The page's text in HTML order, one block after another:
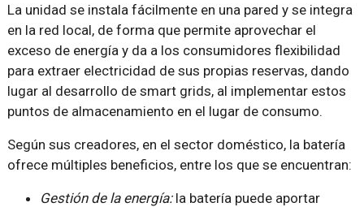
La unidad se instala fácilmente en una pared y se integra
en la red local, de forma que permite aprovechar el
exceso de energía y da a los consumidores flexibilidad
para extraer electricidad de sus propias reservas, dando
lugar al desarrollo de smart grids, al implementar estos
puntos de almacenamiento en el lugar de consumo.
Según sus creadores, en el sector doméstico, la batería
ofrece múltiples beneficios, entre los que se encuentran:
Gestión de la energía:la batería puede aportar